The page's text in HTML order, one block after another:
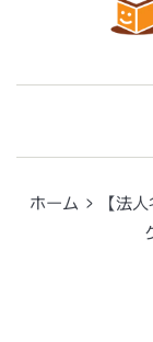
ホーム ›
【法